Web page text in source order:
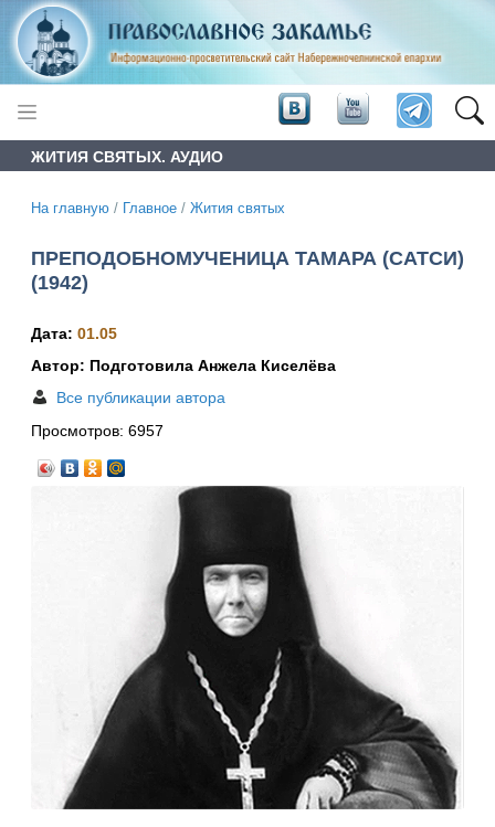
ЖИТИЯ СВЯТЫХ. АУДИО
На главную / Главное / Жития святых
ПРЕПОДОБНОМУЧЕНИЦА ТАМАРА (САТСИ)
(1942)
Дата: 01.05
Автор: Подготовила Анжела Киселёва
Все публикации автора
Просмотров: 6957